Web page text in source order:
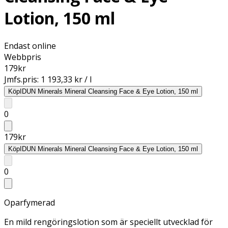
Lotion, 150 ml
Endast online
Webbpris
179kr
Jmfs.pris: 1 193,33 kr / l
KöpIDUN Minerals Mineral Cleansing Face & Eye Lotion, 150 ml
0
179kr
KöpIDUN Minerals Mineral Cleansing Face & Eye Lotion, 150 ml
0
Oparfymerad
En mild rengöringslotion som är speciellt utvecklad för